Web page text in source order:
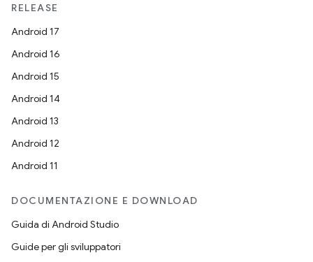
RELEASE
Android 17
Android 16
Android 15
Android 14
Android 13
Android 12
Android 11
DOCUMENTAZIONE E DOWNLOAD
Guida di Android Studio
Guide per gli sviluppatori